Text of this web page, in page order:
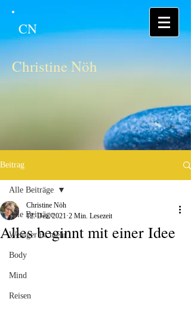
CN
Christine Nöh
Beitrag
Alle Beiträge
Weniger ist mehr
Body
Mind
Reisen
Alle Beiträge
Alles beginnt mit einer Idee
Christine Nöh
12. Dez. 2021 2 Min. Lesezeit